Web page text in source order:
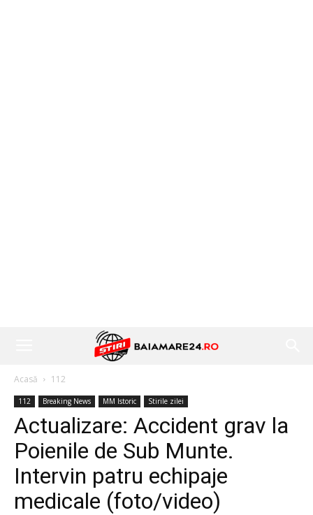
Acasă 112
112 Breaking News MM Istoric Stirile zilei
Actualizare: Accident grav la
Poienile de Sub Munte.
Intervin patru echipaje
medicale (foto/video)